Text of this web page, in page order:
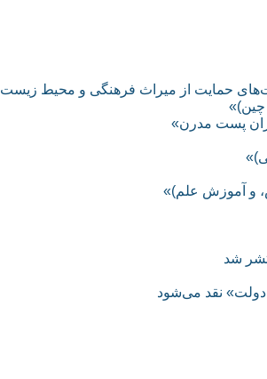
حمایت از میراث فرهنگی و محیط زیست
چین)»
پست مدرن»
و آموزش علم)»
شد
دولت» نقد می‌شود